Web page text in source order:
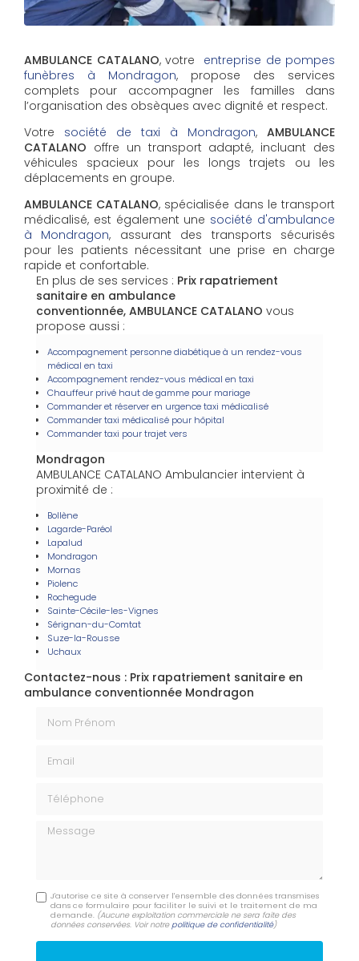
AMBULANCE CATALANO, votre entreprise de pompes
funèbres à Mondragon, propose des services
complets pour accompagner les familles dans
l’organisation des obsèques avec dignité et respect.
Votre société de taxi à Mondragon, AMBULANCE
CATALANO offre un transport adapté, incluant des
véhicules spacieux pour les longs trajets ou les
déplacements en groupe.
AMBULANCE CATALANO, spécialisée dans le transport
médicalisé, est également une société d'ambulance
à Mondragon, assurant des transports sécurisés
pour les patients nécessitant une prise en charge
rapide et confortable.
En plus de ses services : Prix rapatriement
sanitaire en ambulance
conventionnée, AMBULANCE CATALANO vous
propose aussi :
Accompagnement personne diabétique à un rendez-vous
médical en taxi
Accompagnement rendez-vous médical en taxi
Chauffeur privé haut de gamme pour mariage
Commander et réserver en urgence taxi médicalisé
Commander taxi médicalisé pour hôpital
Commander taxi pour trajet vers
Mondragon
AMBULANCE CATALANO Ambulancier intervient à
proximité de :
Bollène
Lagarde-Paréol
Lapalud
Mondragon
Mornas
Piolenc
Rochegude
Sainte-Cécile-les-Vignes
Sérignan-du-Comtat
Suze-la-Rousse
Uchaux
Contactez-nous : Prix rapatriement sanitaire en
ambulance conventionnée Mondragon
Message
J'autorise ce site à conserver l'ensemble des données transmises
dans ce formulaire pour faciliter le suivi et le traitement de ma
demande. (Aucune exploitation commerciale ne sera faite des
données conservées. Voir notrepolitique de confidentialité)